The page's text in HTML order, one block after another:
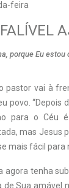
feira
porque Eu
pastor vai à
povo. “Depois
para o Céu
mas Jesus
mais fácil para
agora tenha
de Sua amável